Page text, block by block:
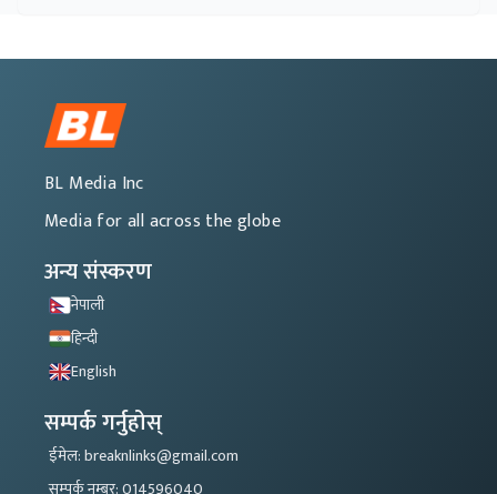
BL Media Inc
Media for all across the globe
अन्य संस्करण
नेपाली
हिन्दी
English
सम्पर्क गर्नुहोस्
ईमेल: breaknlinks@gmail.com